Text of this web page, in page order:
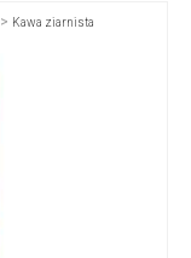
Kawa ziarnista